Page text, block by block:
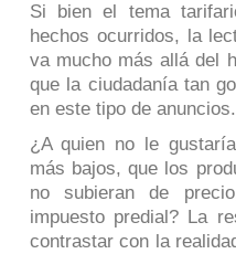
Si bien el tema
hechos ocurridos, la
va mucho más allá del
que la ciudadanía tan
en este tipo de anuncios.
¿A quien no le
más bajos, que los
no subieran de
impuesto predial? La
contrastar con la